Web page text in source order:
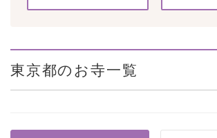
東京都のお寺一覧